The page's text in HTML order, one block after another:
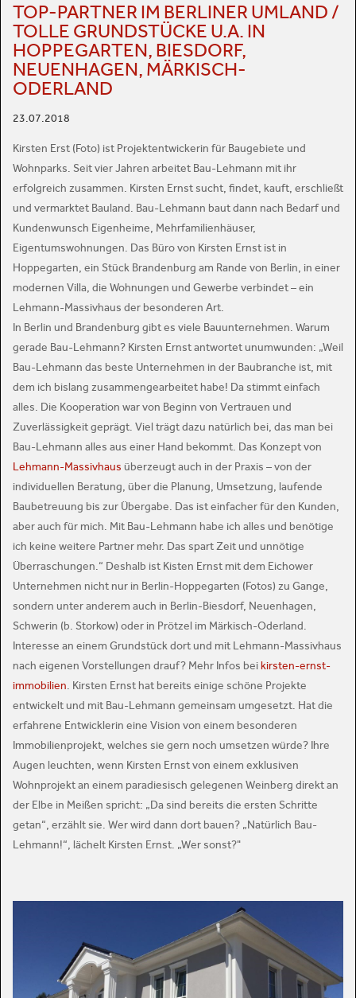
TOP-PARTNER IM BERLINER UMLAND /
TOLLE GRUNDSTÜCKE U.A. IN
HOPPEGARTEN, BIESDORF,
NEUENHAGEN, MÄRKISCH-
ODERLAND
23.07.2018
Kirsten Erst (Foto) ist Projektentwickerin für Baugebiete und
Wohnparks. Seit vier Jahren arbeitet Bau-Lehmann mit ihr
erfolgreich zusammen. Kirsten Ernst sucht, findet, kauft, erschließt
und vermarktet Bauland. Bau-Lehmann baut dann nach Bedarf und
Kundenwunsch Eigenheime, Mehrfamilienhäuser,
Eigentumswohnungen. Das Büro von Kirsten Ernst ist in
Hoppegarten, ein Stück Brandenburg am Rande von Berlin, in einer
modernen Villa, die Wohnungen und Gewerbe verbindet – ein
Lehmann-Massivhaus der besonderen Art.
In Berlin und Brandenburg gibt es viele Bauunternehmen. Warum
gerade Bau-Lehmann? Kirsten Ernst antwortet unumwunden: „Weil
Bau-Lehmann das beste Unternehmen in der Baubranche ist, mit
dem ich bislang zusammengearbeitet habe! Da stimmt einfach
alles. Die Kooperation war von Beginn von Vertrauen und
Zuverlässigkeit geprägt. Viel trägt dazu natürlich bei, das man bei
Bau-Lehmann alles aus einer Hand bekommt. Das Konzept von
Lehmann-Massivhaus überzeugt auch in der Praxis – von der
individuellen Beratung, über die Planung, Umsetzung, laufende
Baubetreuung bis zur Übergabe. Das ist einfacher für den Kunden,
aber auch für mich. Mit Bau-Lehmann habe ich alles und benötige
ich keine weitere Partner mehr. Das spart Zeit und unnötige
Überraschungen.“ Deshalb ist Kisten Ernst mit dem Eichower
Unternehmen nicht nur in Berlin-Hoppegarten (Fotos) zu Gange,
sondern unter anderem auch in Berlin-Biesdorf, Neuenhagen,
Schwerin (b. Storkow) oder in Prötzel im Märkisch-Oderland.
Interesse an einem Grundstück dort und mit Lehmann-Massivhaus
nach eigenen Vorstellungen drauf? Mehr Infos beikirsten-ernst-
immobilien. Kirsten Ernst hat bereits einige schöne Projekte
entwickelt und mit Bau-Lehmann gemeinsam umgesetzt. Hat die
erfahrene Entwicklerin eine Vision von einem besonderen
Immobilienprojekt, welches sie gern noch umsetzen würde? Ihre
Augen leuchten, wenn Kirsten Ernst von einem exklusiven
Wohnprojekt an einem paradiesisch gelegenen Weinberg direkt an
der Elbe in Meißen spricht: „Da sind bereits die ersten Schritte
getan“, erzählt sie. Wer wird dann dort bauen? „Natürlich Bau-
Lehmann!“, lächelt Kirsten Ernst. „Wer sonst?"